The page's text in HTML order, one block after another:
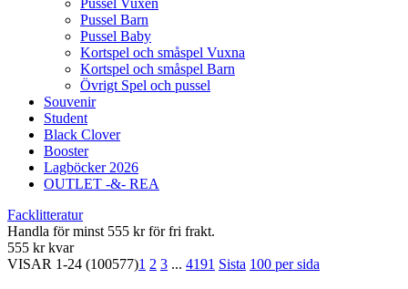
Pussel Vuxen
Pussel Barn
Pussel Baby
Kortspel och småspel Vuxna
Kortspel och småspel Barn
Övrigt Spel och pussel
Souvenir
Student
Black Clover
Booster
Lagböcker 2026
OUTLET -&- REA
Facklitteratur
Handla för minst 555 kr för fri frakt.
555 kr kvar
VISAR 1-24 (100577)1 2 3 ... 4191 Sista 100 per sida